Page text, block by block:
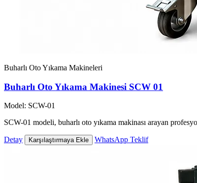
Buharlı Oto Yıkama Makineleri
Buharlı Oto Yıkama Makinesi SCW 01
Model: SCW-01
SCW-01 modeli, buharlı oto yıkama makinası arayan
Detay Karşılaştırmaya Ekle WhatsApp Teklif